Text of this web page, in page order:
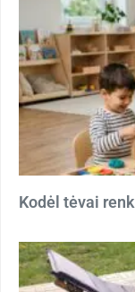
Kodėl tėvai